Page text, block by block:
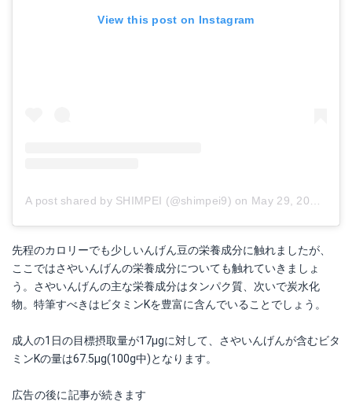
View this post on Instagram
A post shared by SHIMPEI (@shimpei9) on May 29, 2018 at 6:49pm PDT
先程のカロリーでも少しいんげん豆の栄養成分に触れましたが、
ここではさやいんげんの栄養成分についても触れていきましょ
う。さやいんげんの主な栄養成分はタンパク質、次いで炭水化
物。特筆すべきはビタミンKを豊富に含んでいることでしょう。
成人の1日の目標摂取量が17μgに対して、さやいんげんが含むビタ
ミンKの量は67.5μg(100g中)となります。
広告の後に記事が続きます